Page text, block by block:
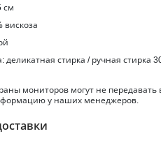
см
вискоза
деликатная стирка / ручная стирка
мониторов могут не
у наших менеджеров.